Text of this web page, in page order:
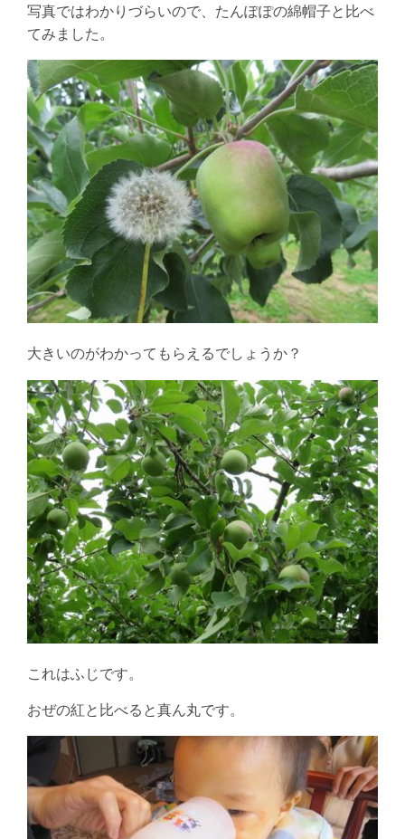
写真ではわかりづらいので、たんぽぽの綿帽子と比べ
てみました。
大きいのがわかってもらえるでしょうか？
これはふじです。
おぜの紅と比べると真ん丸です。